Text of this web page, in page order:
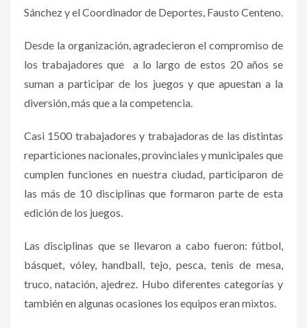
Sánchez y el Coordinador de Deportes, Fausto Centeno.
Desde la organización, agradecieron el compromiso de
los trabajadores que a lo largo de estos 20 años se
suman a participar de los juegos y que apuestan a la
diversión, más que a la competencia.
Casi 1500 trabajadores y trabajadoras de las distintas
reparticiones nacionales, provinciales y municipales que
cumplen funciones en nuestra ciudad, participaron de
las más de 10 disciplinas que formaron parte de esta
edición de los juegos.
Las disciplinas que se llevaron a cabo fueron: fútbol,
básquet, vóley, handball, tejo, pesca, tenis de mesa,
truco, natación, ajedrez. Hubo diferentes categorías y
también en algunas ocasiones los equipos eran mixtos.